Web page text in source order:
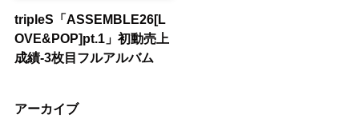
tripleS「ASSEMBLE26[L
OVE&POP]pt.1」初動売上
成績-3枚目フルアルバム
アーカイブ